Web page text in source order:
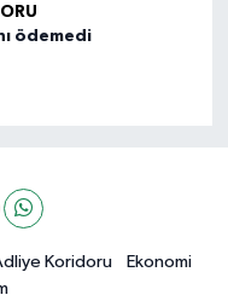
ödemedi
Koridoru
Ekonomi